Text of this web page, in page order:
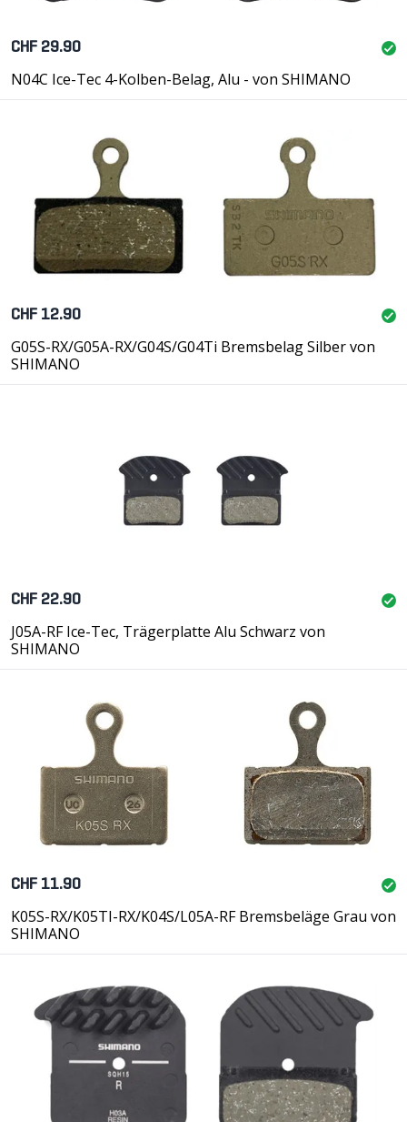
CHF 29.90
N04C Ice-Tec 4-Kolben-Belag, Alu - von SHIMANO
CHF 12.90
G05S-RX/G05A-RX/G04S/G04Ti Bremsbelag Silber von
SHIMANO
CHF 22.90
J05A-RF Ice-Tec, Trägerplatte Alu Schwarz von
SHIMANO
CHF 11.90
K05S-RX/K05TI-RX/K04S/L05A-RF Bremsbeläge Grau von
SHIMANO